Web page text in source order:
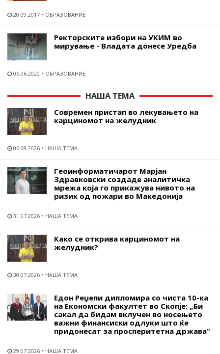
20.09.2017 ОБРАЗОВАНИЕ
Ректорските избори на УКИМ во
мирување - Владата донесе Уредба
06.06.2020 ОБРАЗОВАНИЕ
НАША ТЕМА
Современ пристап во лекувањето на
карциномот на желудник
06.08.2026 НАША ТЕМА
Геоинформатичарот Марјан
Здравковски создаде аналитичка
мрежа која го прикажува нивото на
ризик од пожари во Македонија
31.07.2026 НАША ТЕМА
Како се открива карциномот на
желудник?
30.07.2026 НАША ТЕМА
Едон Реџепи дипломира со чиста 10-ка
на Економски факултет во Скопје: „Би
сакал да бидам вклучен во носењето
важни финансиски одлуки што ќе
придонесат за просперитетна држава“
29.07.2026 НАША ТЕМА